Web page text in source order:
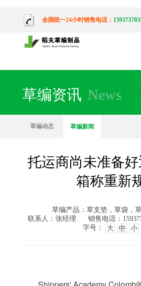
全国统一24小时销售电话：
草编资讯 News
草编动态 草编新闻
托运商尚未准备
箱称重新
草编产品：草支垫，草袋，
联系人：张经理
销售电话：
字号：
大 中 小